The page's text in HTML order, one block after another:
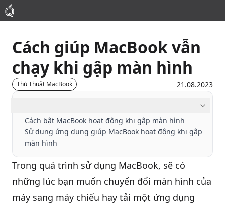
Mac
MacBook Pro
Phụ Kiện
Thu Mua
Sửa Chữa
Cách giúp MacBook vẫn
chạy khi gập màn hình
Thủ Thuật MacBook 21.08.2023
Cách bật MacBook hoạt động khi gập màn hình
Sử dụng ứng dụng giúp MacBook hoạt động khi gập
màn hình
Trong quá trình sử dụng MacBook, sẽ có
những lúc bạn muốn chuyển đổi màn hình của
máy sang máy chiếu hay tải một ứng dụng